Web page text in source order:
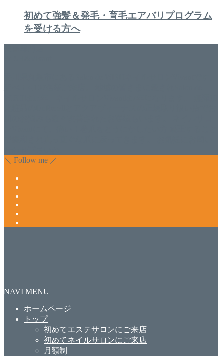
初めて強髪＆発毛・育毛エアバリプログラム
を受ける方へ
＼ Follow me ／
NAVI MENU
ホームページ
トップ
初めてエステサロンにご来店
初めてネイルサロンにご来店
月額制